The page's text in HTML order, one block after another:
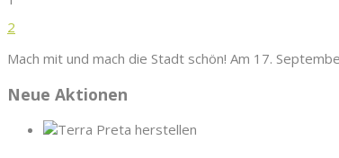
2
Mach mit und mach die Stadt schön! Am 17.
Neue Aktionen